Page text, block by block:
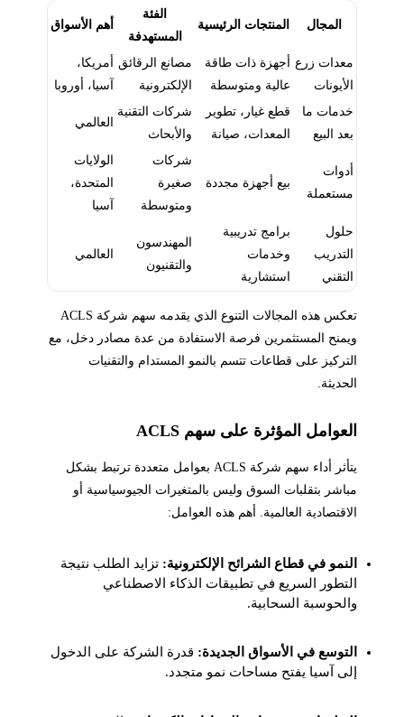
المجال المنتجات الرئيسية
الفئة
المستهدفة
أهم الأسواق
معدات زرع
الأيونات
أجهزة ذات طاقة
عالية ومتوسطة
مصانع الرقائق
الإلكترونية
أمريكا،
آسيا، أوروبا
خدمات ما
بعد البيع
قطع غيار، تطوير
المعدات، صيانة
شركات التقنية
والأبحاث
العالمي
أدوات
مستعملة
بيع أجهزة مجددة
شركات
صغيرة
ومتوسطة
الولايات
المتحدة،
آسيا
حلول
التدريب
التقني
برامج تدريبية
وخدمات
استشارية
المهندسون
والتقنيون
العالمي
تعكس هذه المجالات التنوع الذي يقدمه سهم شركة ACLS
ويمنح المستثمرين فرصة الاستفادة من عدة مصادر دخل، مع
التركيز على قطاعات تتسم بالنمو المستدام والتقنيات
الحديثة.
العوامل المؤثرة على سهم ACLS
يتأثر أداء سهم شركة ACLS بعوامل متعددة ترتبط بشكل
مباشر بتقلبات السوق وليس بالمتغيرات الجيوسياسية أو
الاقتصادية العالمية. أهم هذه العوامل:
النمو في قطاع الشرائح الإلكترونية:تزايد الطلب نتيجة
التطور السريع في تطبيقات الذكاء الاصطناعي
والحوسبة السحابية.
التوسع في الأسواق الجديدة:قدرة الشركة على الدخول
إلى آسيا يفتح مساحات نمو متجدد.